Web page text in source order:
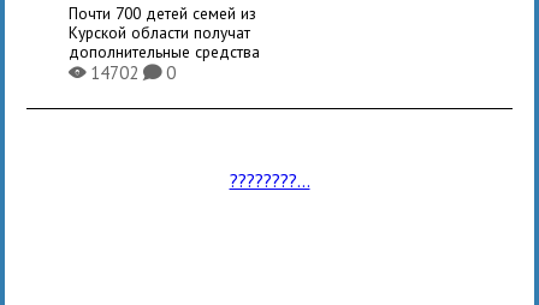
Почти 700 детей семей из
Курской области получат
дополнительные средства
X14702K0
????????...